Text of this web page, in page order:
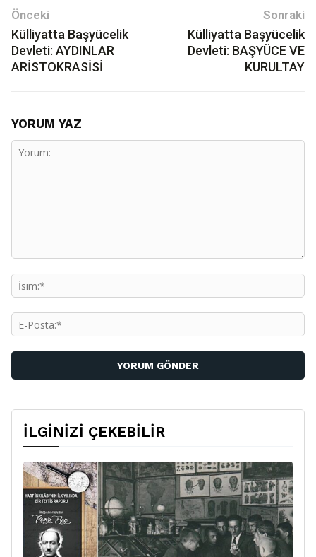
Önceki
Külliyatta Başyücelik
Devleti: AYDINLAR
ARİSTOKRASİSİ
Sonraki
Külliyatta Başyücelik
Devleti: BAŞYÜCE VE
KURULTAY
YORUM YAZ
İLGİNİZİ ÇEKEBİLİR